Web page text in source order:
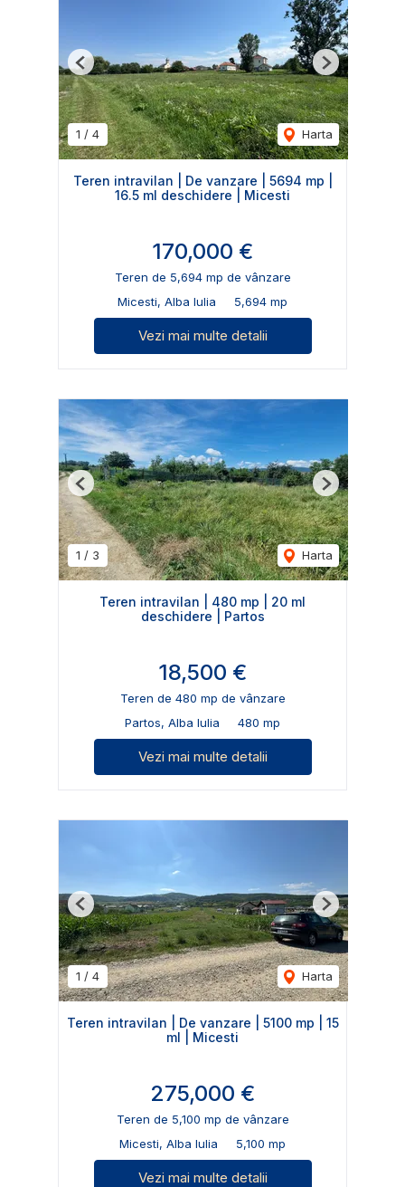
1 / 4 Harta
Previous Next
Teren intravilan | De vanzare | 5694 mp |
16.5 ml deschidere | Micesti
170,000 €
Teren de 5,694 mp de vânzare
Micesti, Alba Iulia
5,694 mp
Vezi mai multe detalii
1 / 3 Harta
Previous Next
Teren intravilan | 480 mp | 20 ml
deschidere | Partos
18,500 €
Teren de 480 mp de vânzare
Partos, Alba Iulia
480 mp
Vezi mai multe detalii
1 / 4 Harta
Previous Next
Teren intravilan | De vanzare | 5100 mp | 15
ml | Micesti
275,000 €
Teren de 5,100 mp de vânzare
Micesti, Alba Iulia
5,100 mp
Vezi mai multe detalii